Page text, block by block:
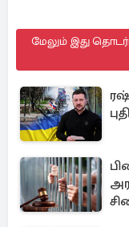
மேலும் இது